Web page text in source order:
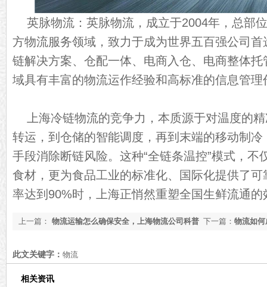
英脉物流：英脉物流，成立于2004年，总部
方物流服务领域，致力于成为世界五百强公司
链解决方案、仓配一体、电商入仓、电商整体
域具有丰富的物流运作经验和高标准的信息管理
上海冷链物流的竞争力，本质源于对温度的
转运，到仓储的智能调度，再到末端的移动制
手段消除断链风险。这种“全链条温控”模式，不
食材，更为食品工业的标准化、国际化提供了
率达到90%时，上海正悄然重塑全国生鲜流通的
下一篇： 物流如
上一篇： 物流运输怎么确保安全，上海物流公司科普
此文关键字： 物流
相关资讯